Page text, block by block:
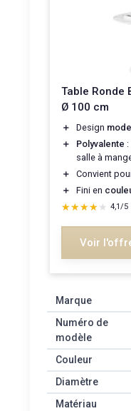
Table Ronde
Ø 100 cm
＋ Design
＋
Polyvalente
salle à
＋
Convient
＋
Fini en
★★★★★
★★★★★ 4,1/5
Voir
Marque
Numéro de
modèle
Couleur
Diamètre
Matériau